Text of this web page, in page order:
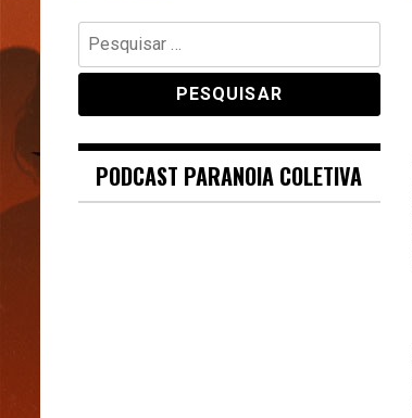
Pesquisar
por:
PODCAST PARANOIA COLETIVA